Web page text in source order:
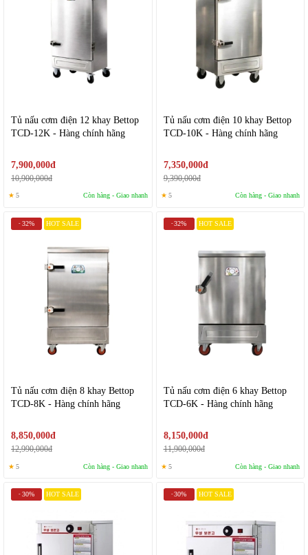
Tủ nấu cơm điện 12 khay Bettop
TCD-12K - Hàng chính hãng
7,900,000đ
10,900,000đ
★ 5 Còn hàng - Giao nhanh
Tủ nấu cơm điện 10 khay Bettop
TCD-10K - Hàng chính hãng
7,350,000đ
9,390,000đ
★ 5 Còn hàng - Giao nhanh
- 32% HOT SALE
Tủ nấu cơm điện 8 khay Bettop
TCD-8K - Hàng chính hãng
8,850,000đ
12,990,000đ
★ 5 Còn hàng - Giao nhanh
-32% HOT SALE
Tủ nấu cơm điện 6 khay Bettop
TCD-6K - Hàng chính hãng
8,150,000đ
11,900,000đ
★ 5 Còn hàng - Giao nhanh
- 30% HOT SALE -30% HOT SALE